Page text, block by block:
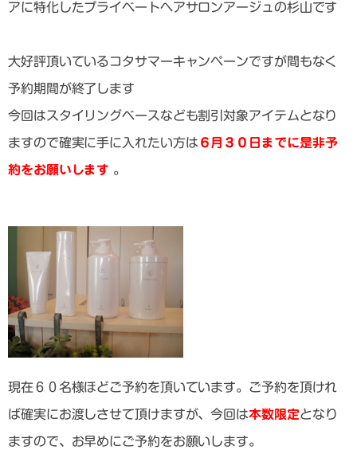
アに特化したプライベートヘアサロンアージュの杉山です
大好評頂いているコタサマーキャンペーンですが間もなく
予約期間が終了します
今回はスタイリングベースなども割引対象アイテムとなり
ますので確実に手に入れたい方は ６月３０日までに是非予
約をお願いします 。
現在６０名様ほどご予約を頂いています。ご予約を頂けれ
ば確実にお渡しさせて頂けますが、今回は本数限定となり
ますので、お早めにご予約をお願いします。